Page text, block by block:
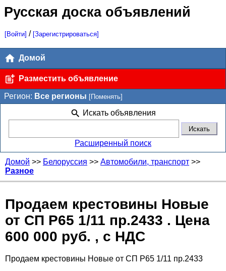
Русская доска объявлений
[Войти] / [Зарегистрироваться]
Домой
Разместить объявление
Регион: Все регионы [Поменять]
Искать объявления
Расширенный поиск
Домой >> Белоруссия >> Автомобили, транспорт >>
Разное
Продаем крестовины Новые
от СП Р65 1/11 пр.2433 . Цена
600 000 руб. , с НДС
Продаем крестовины Новые от СП Р65 1/11 пр.2433